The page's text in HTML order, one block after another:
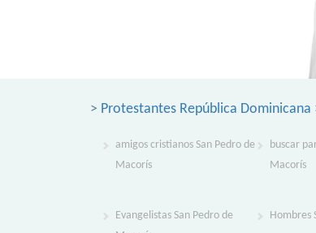
> Protestantes República Dominicana
amigos cristianos San Pedro de
Macorís
buscar
Macorís
Evangelistas San Pedro de
Hombres